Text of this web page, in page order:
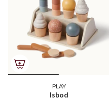
PLAY
Isbod